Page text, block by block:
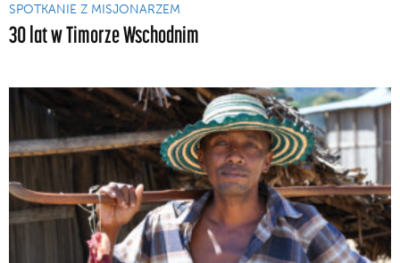
SPOTKANIE Z MISJONARZEM
30 lat w Timorze Wschodnim